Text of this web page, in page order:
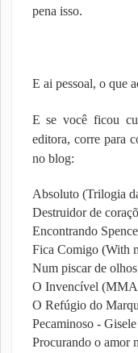
pena isso.
E ai pessoal, o que
E se você ficou
editora, corre para
no blog:
Absoluto (Trilogia
Destruidor de
Encontrando
Fica Comigo (With
Num piscar de
O Invencível
O Refúgio do
Pecaminoso -
Procurando o amor